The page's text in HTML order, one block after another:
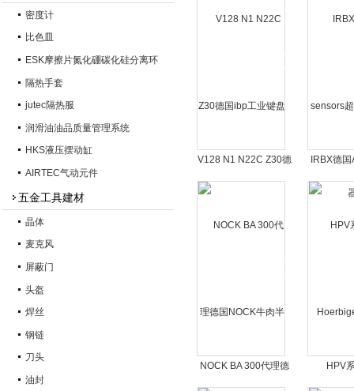
密度计
比色皿
ESK摩擦片氮化硼碳化硅分离环
隔热手套
jutec隔热服
润滑油油品质量管理系统
HKS液压摆动缸
AIRTEC气动元件
五金工具建材
晶体
麦克风
屏蔽门
头盔
焊丝
钢链
刀头
油封
V128 N1 N22C Z30德
国ibp工业键盘
IRBX德
超快
NOCK BA 300代理德
国NOCK牛肉半自动去
HPV